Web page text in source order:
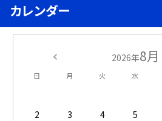
カレンダー
2026年8月
日 月 火 水
2
3 4 5